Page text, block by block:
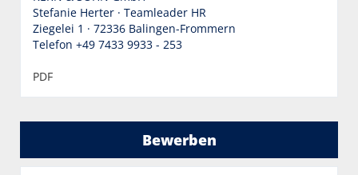
Stefanie Herter · Teamleader HR
Ziegelei 1 · 72336 Balingen-Frommern
Telefon +49 7433 9933 - 253
PDF
Bewerben